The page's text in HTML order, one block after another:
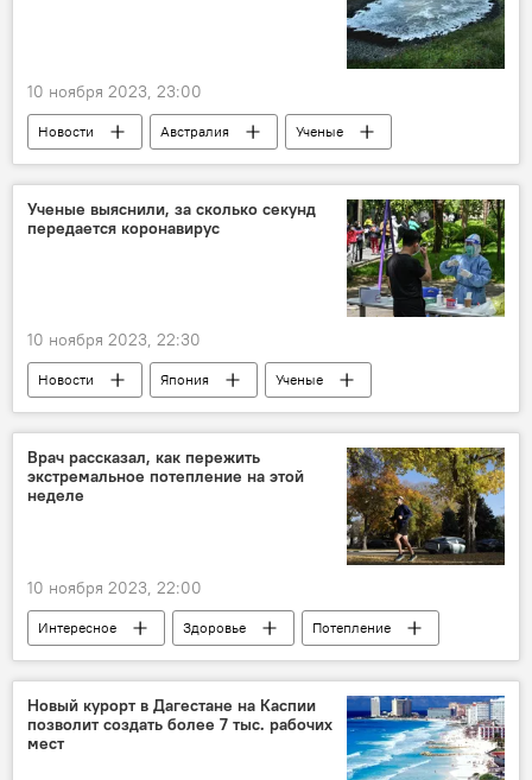
10 ноября 2023, 23:00
Новости Австралия
Ученые
Исследование
Мировой океан
Горячие точки
Изменения климата
Ученые выяснили, за сколько секунд
передается коронавирус
10 ноября 2023, 22:30
Новости Япония
Ученые
Коронавирус
время инфицирования
Медицина
Врач рассказал, как пережить
экстремальное потепление на этой
неделе
10 ноября 2023, 22:00
Интересное Здоровье
Потепление
Погодные аномалии
организм
Стресс
врач
смертоносные вирусы
Новый курорт в Дагестане на Каспии
позволит создать более 7 тыс. рабочих
мест